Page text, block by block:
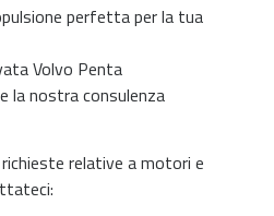
perfetta per la tua
Volvo Penta
nostra consulenza
relative a motori e